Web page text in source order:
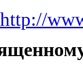
http://